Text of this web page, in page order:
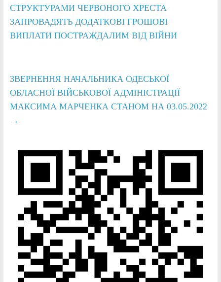
СТРУКТУРАМИ ЧЕРВОНОГО ХРЕСТА
ЗАПРОВАДЯТЬ ДОДАТКОВІ ГРОШОВІ
ВИПЛАТИ ПОСТРАЖДАЛИМ ВІД ВІЙНИ
ЗВЕРНЕННЯ НАЧАЛЬНИКА ОДЕСЬКОЇ
ОБЛАСНОЇ ВІЙСЬКОВОЇ АДМІНІСТРАЦІЇ
МАКСИМА МАРЧЕНКА СТАНОМ НА 03.05.2022
→